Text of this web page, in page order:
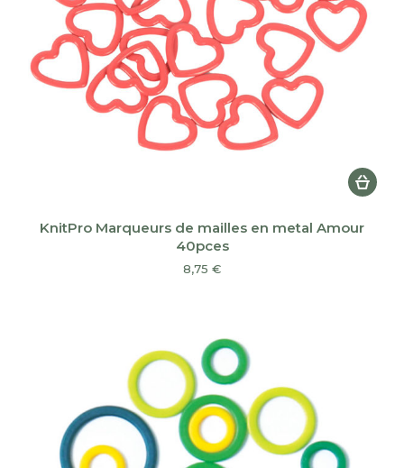
KnitPro Marqueurs de mailles en metal Amour
40pces
8,75 €